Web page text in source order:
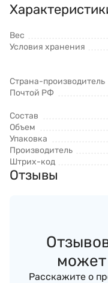
Вес
Условия хранения
Страна-производитель
Почтой РФ
Состав
Объем
Упаковка
Производитель
Штрих-код
Отзывы
может
Расскажите о